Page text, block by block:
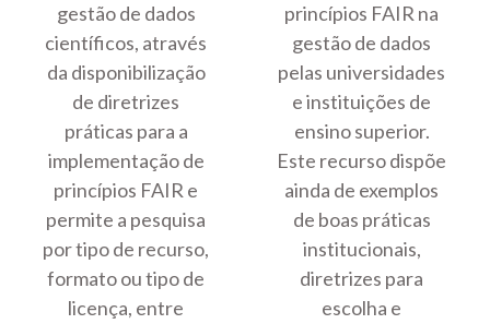
gestão de dados
científicos, através
da disponibilização
de diretrizes
práticas para a
implementação de
princípios FAIR e
permite a pesquisa
por tipo de recurso,
formato ou tipo de
licença, entre
princípios FAIR na
gestão de dados
pelas universidades
e instituições de
ensino superior.
Este recurso dispõe
ainda de exemplos
de boas práticas
institucionais,
diretrizes para
escolha e